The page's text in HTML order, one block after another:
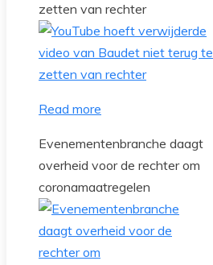
zetten van rechter
Read more
Evenementenbranche daagt
overheid voor de rechter om
coronamaatregelen